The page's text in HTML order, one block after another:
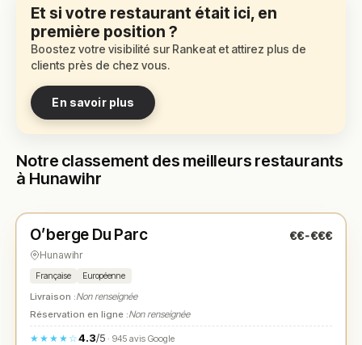
Et si votre restaurant était ici, en
première position ?
Boostez votre visibilité sur Rankeat et attirez plus de
clients près de chez vous.
En savoir plus
Notre classement des meilleurs restaurants
à Hunawihr
★ N° 1
O’berge Du Parc €€-€€€
Hunawihr
Française Européenne
Livraison :Non renseignée
Réservation en ligne :Non renseignée
★★★★☆4.3/5· 945 avis Google